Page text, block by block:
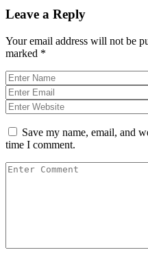
Leave a Reply
Your email address will not be
marked *
Save my name, email, and
time I comment.